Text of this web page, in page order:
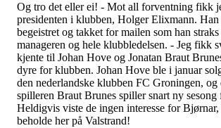
Og tro det eller ei! - Mot all forventning fikk
presidenten i klubben, Holger Elixmann.
begeistret og takket for mailen som han
manageren og hele klubbledelsen. - Jeg fikk
kjente til Johan Hove og Jonatan Braut
dyre for klubben. Johan Hove ble i januar
den nederlandske klubben FC Groningen, og
spilleren Braut Brunes spiller snart ny sesong
Heldigvis viste de ingen interesse for
beholde her på Valstrand!